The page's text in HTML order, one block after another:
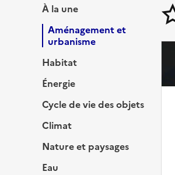
À la une
Aménagement et
urbanisme
Habitat
Énergie
Cycle de vie des objets
Climat
Nature et paysages
Eau